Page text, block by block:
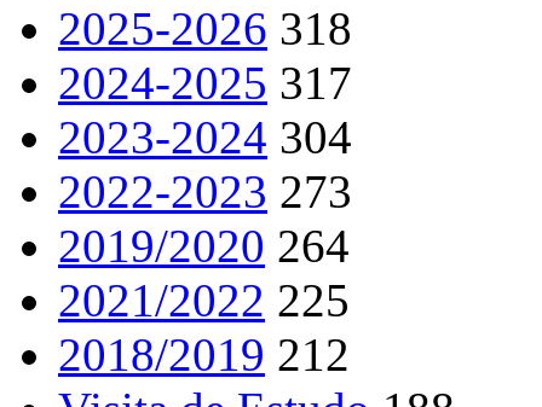
2025-2026 318
2024-2025 317
2023-2024 304
2022-2023 273
2019/2020 264
2021/2022 225
2018/2019 212